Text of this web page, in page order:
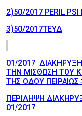
2)50/2017 PERILIPSI
3)50/2017ΤΕΥΔ
01/2017
ΤΗΝ ΜΙΣΘΩΣΗ ΤΟΥ
ΤΗΣ ΟΔΟΥ ΠΕΙΡΑΙΩΣ
ΠΕΡΙΛΗΨΗ
01/2017